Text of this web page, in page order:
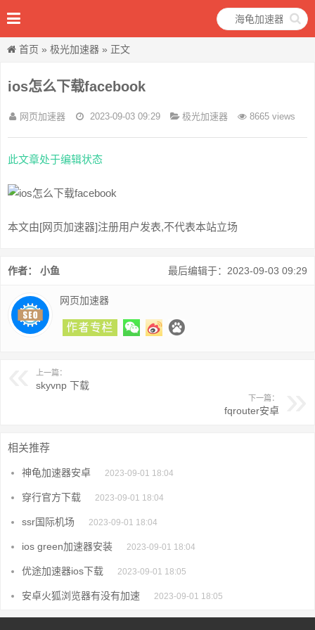
首页 » 极光加速器 » 正文
ios怎么下载facebook
网页加速器 2023-09-03 09:29 极光加速器 8665 views
此文章处于编辑状态
本文由[网页加速器]注册用户发表,不代表本站立场
最后编辑于：2023-09-03 09:29
作者： 小鱼
网页加速器
上一篇：
skyvnp 下载
下一篇：
fqrouter安卓
相关推荐
神龟加速器安卓 2023-09-01 18:04
穿行官方下载 2023-09-01 18:04
ssr国际机场 2023-09-01 18:04
ios green加速器安装 2023-09-01 18:04
优途加速器ios下载 2023-09-01 18:05
安卓火狐浏览器有没有加速 2023-09-01 18:05